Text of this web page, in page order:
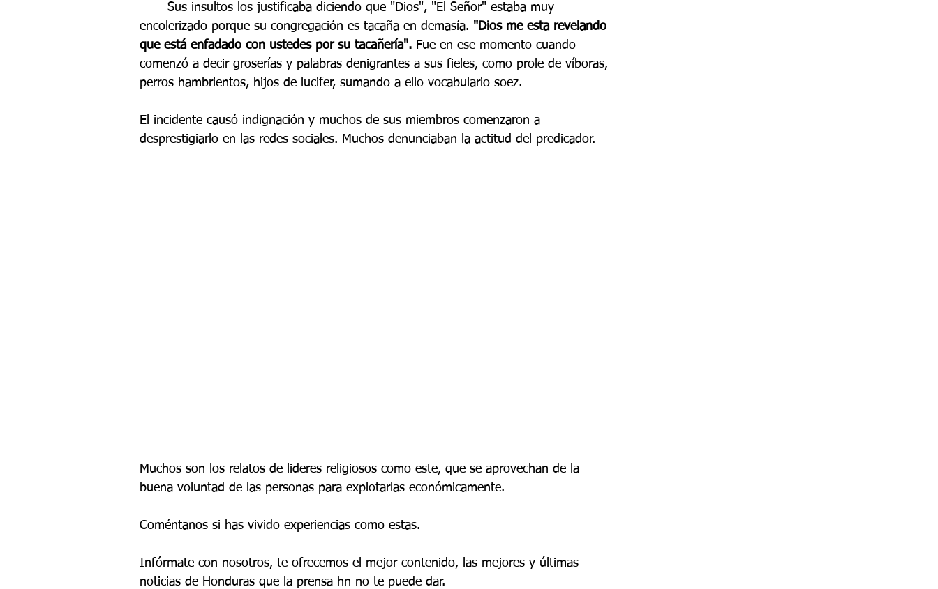
encolerizado porque su congregación es tacaña en demasía. "Dios me esta revelando
que está enfadado con ustedes por su tacañería". Fue en ese momento cuando
comenzó a decir groserías y palabras denigrantes a sus fieles, como prole de víboras,
perros hambrientos, hijos de lucifer, sumando a ello vocabulario soez.
El incidente causó indignación y muchos de sus miembros comenzaron a
desprestigiarlo en las redes sociales. Muchos denunciaban la actitud del predicador.
Muchos son los relatos de lideres religiosos como este, que se aprovechan de la
buena voluntad de las personas para explotarlas económicamente.
Coméntanos si has vivido experiencias como estas.
Infórmate con nosotros, te ofrecemos el mejor contenido, las mejores y últimas
noticias de Honduras que la prensa hn no te puede dar.